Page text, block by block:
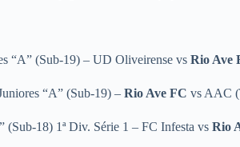
“A” (Sub-19) – UD Oliveirense vs Rio Ave
“A” (Sub-19) – Rio Ave FC vs AAC
(Sub-18) 1ª Div. Série 1 – FC Infesta vs Rio